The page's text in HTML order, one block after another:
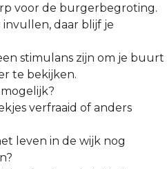
voor de burgerbegroting.
daar blijf je
stimulans zijn om je buurt
te bekijken.
verfraaid of anders
leven in de wijk nog